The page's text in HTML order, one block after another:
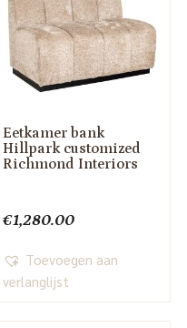
Eetkamer bank
Hillpark customized
Richmond Interiors
€1,280.00
Toevoegen aan
verlanglijst